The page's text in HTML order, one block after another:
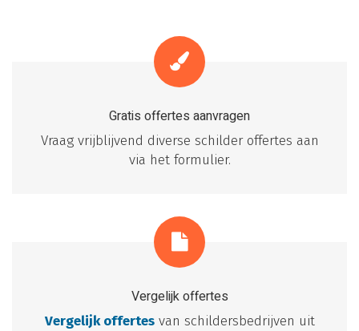
Gratis offertes aanvragen
Vraag vrijblijvend diverse schilder offertes aan
via het formulier.
Vergelijk offertes
Vergelijk offertesvan schildersbedrijven uit